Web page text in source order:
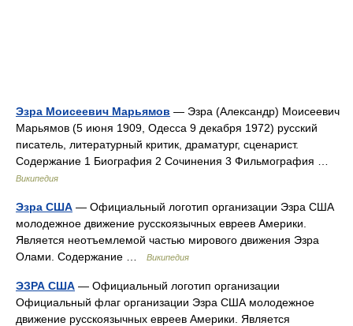
Эзра Моисеевич Марьямов — Эзра (Александр) Моисеевич
Марьямов (5 июня 1909, Одесса 9 декабря 1972) русский
писатель, литературный критик, драматург, сценарист.
Содержание 1 Биография 2 Сочинения 3 Фильмография …
Википедия
Эзра США — Официальный логотип организации Эзра США
молодежное движение русскоязычных евреев Америки.
Является неотъемлемой частью мирового движения Эзра
Олами. Содержание …
Википедия
ЭЗРА США — Официальный логотип организации
Официальный флаг организации Эзра США молодежное
движение русскоязычных евреев Америки. Является